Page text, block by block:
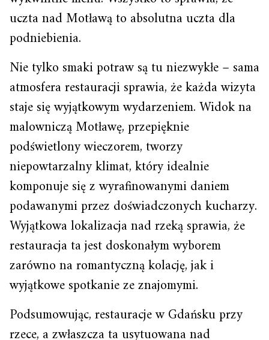
uczta nad Motławą to absolutna uczta dla
podniebienia.
Nie tylko smaki potraw są tu niezwykłe – sama
atmosfera restauracji sprawia, że każda wizyta
staje się wyjątkowym wydarzeniem. Widok na
malowniczą Motławę, przepięknie
podświetlony wieczorem, tworzy
niepowtarzalny klimat, który idealnie
komponuje się z wyrafinowanymi daniem
podawanymi przez doświadczonych kucharzy.
Wyjątkowa lokalizacja nad rzeką sprawia, że
restauracja ta jest doskonałym wyborem
zarówno na romantyczną kolację, jak i
wyjątkowe spotkanie ze znajomymi.
Podsumowując, restauracje w Gdańsku przy
rzece, a zwłaszcza ta usytuowana nad